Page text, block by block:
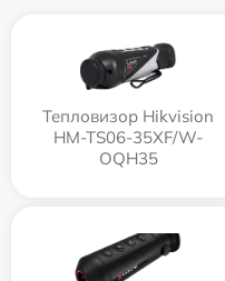
Тепловизор Hikvision
HM-TS06-35XF/W-
OQH35